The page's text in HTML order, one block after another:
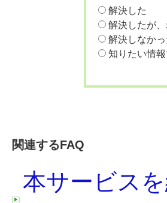
解決した
解決したが
解決しなかっ
知りたい情
関連するFAQ
本サービス